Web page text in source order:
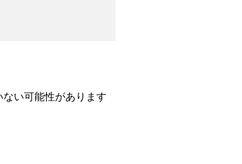
い可能性があります